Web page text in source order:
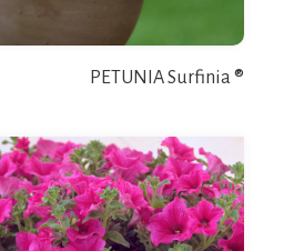
PETUNIA Surfinia ®